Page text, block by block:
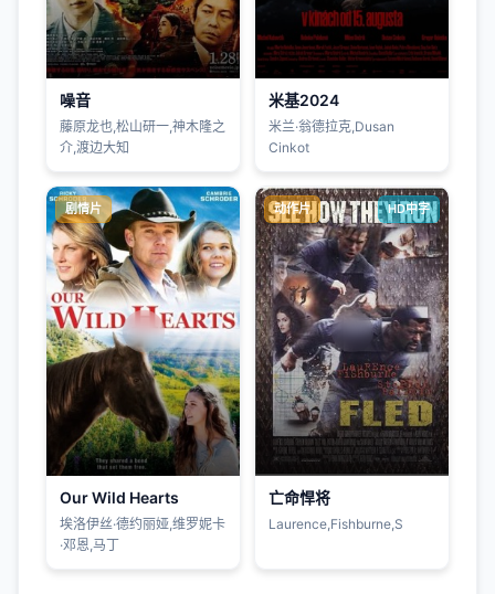
噪音
藤原龙也,松山研一,神木隆之
介,渡边大知
米基2024
米兰·翁德拉克,Dusan
Cinkot
剧情片
Our Wild Hearts
埃洛伊丝·德约丽娅,维罗妮卡
·邓恩,马丁
动作片 HD中字
亡命悍将
Laurence,Fishburne,S